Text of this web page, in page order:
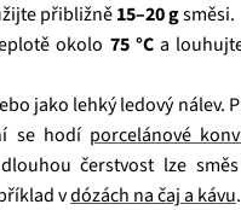
přibližně15–20 gsměsi.
okolo 75 °Ca
jako lehký ledový nálev.
se hodí porcelánové
čerstvost lze
vdózách na čaj a kávu.